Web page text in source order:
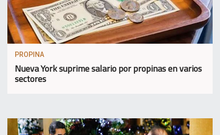
PROPINA
Nueva York suprime salario por propinas en varios
sectores